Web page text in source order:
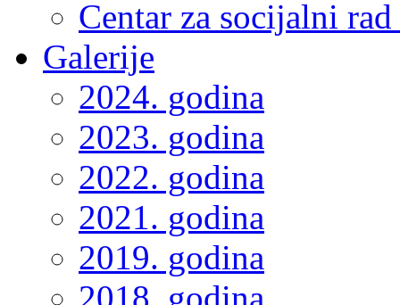
Centar za socijalni
Galerije
2024. godina
2023. godina
2022. godina
2021. godina
2019. godina
2018. godina